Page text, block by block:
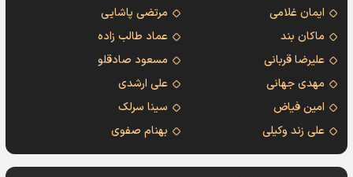
ایمان غلامی
مرتضی پاشایی
ماکان بند
عماد طالب زاده
علیرضا قربانی
مسعود صادقلو
مهدی جهانی
علی ارشدی
امین فیاض
سینا سرلک
علی زند وکیلی
بهنام صفوی